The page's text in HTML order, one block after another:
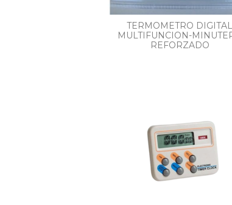
TERMOMETRO DIGITAL
MULTIFUNCION-
REFORZADO